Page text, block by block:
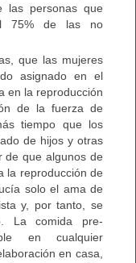
las personas que
75% de las no
que las mujeres
asignado en el
en la reproducción
de la fuerza de
tiempo que los
de hijos y otras
de que algunos de
la reproducción de
solo el ama de
y, por tanto, se
La comida pre-
en cualquier
en casa,